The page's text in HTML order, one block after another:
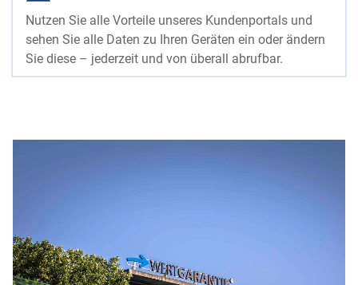
Nutzen Sie alle Vorteile unseres Kundenportals und
sehen Sie alle Daten zu Ihren Geräten ein oder ändern
Sie diese – jederzeit und von überall abrufbar.